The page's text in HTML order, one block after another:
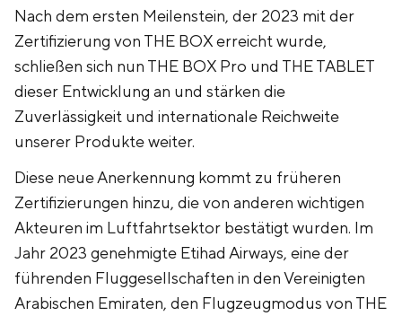
Nach dem ersten Meilenstein, der 2023 mit der
Zertifizierung von THE BOX erreicht wurde,
schließen sich nun THE BOX Pro und THE TABLET
dieser Entwicklung an und stärken die
Zuverlässigkeit und internationale Reichweite
unserer Produkte weiter.
‍Diese neue Anerkennung kommt zu früheren
Zertifizierungen hinzu, die von anderen wichtigen
Akteuren im Luftfahrtsektor bestätigt wurden. Im
Jahr 2023 genehmigte Etihad Airways, eine der
führenden Fluggesellschaften in den Vereinigten
Arabischen Emiraten, den Flugzeugmodus von THE